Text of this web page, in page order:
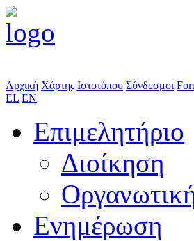
Αρχική Χάρτης Ιστοτόπου Σύνδεσμοι
EL EN
Επιμελητήριο
Διοίκηση
Ενημέρωση